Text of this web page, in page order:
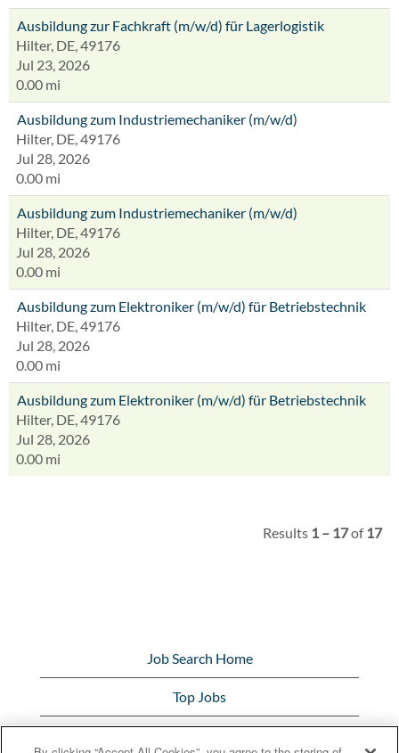
Ausbildung zur Fachkraft (m/w/d) für Lagerlogistik
Hilter, DE, 49176
Jul 23, 2026
0.00 mi
Ausbildung zum Industriemechaniker (m/w/d)
Hilter, DE, 49176
Jul 28, 2026
0.00 mi
Ausbildung zum Industriemechaniker (m/w/d)
Hilter, DE, 49176
Jul 28, 2026
0.00 mi
Ausbildung zum Elektroniker (m/w/d) für Betriebstechnik
Hilter, DE, 49176
Jul 28, 2026
0.00 mi
Ausbildung zum Elektroniker (m/w/d) für Betriebstechnik
Hilter, DE, 49176
Jul 28, 2026
0.00 mi
Results 1 – 17of17
Job Search Home
Top Jobs